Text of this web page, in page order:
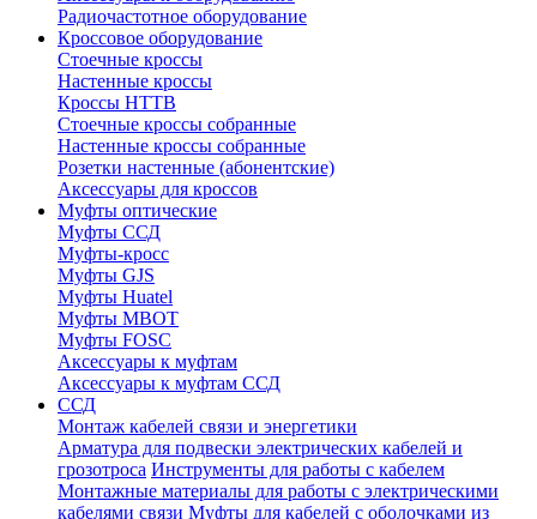
Радиочастотное оборудование
Кроссовое оборудование
Стоечные кроссы
Настенные кроссы
Кроссы HTTB
Стоечные кроссы собранные
Настенные кроссы собранные
Розетки настенные (абонентские)
Аксессуары для кроссов
Муфты оптические
Муфты ССД
Муфты-кросс
Муфты GJS
Муфты Huatel
Муфты МВОТ
Муфты FOSC
Аксессуары к муфтам
Аксессуары к муфтам ССД
ССД
Монтаж кабелей связи и энергетики
Арматура для подвески электрических кабелей и
грозотроса Инструменты для работы с кабелем
Монтажные материалы для работы с электрическими
кабелями связи Муфты для кабелей с оболочками из